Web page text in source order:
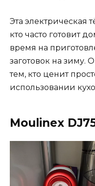
Эта электрическая
кто часто готовит
время на
заготовок на зиму.
тем, кто ценит
использовании
Moulinex